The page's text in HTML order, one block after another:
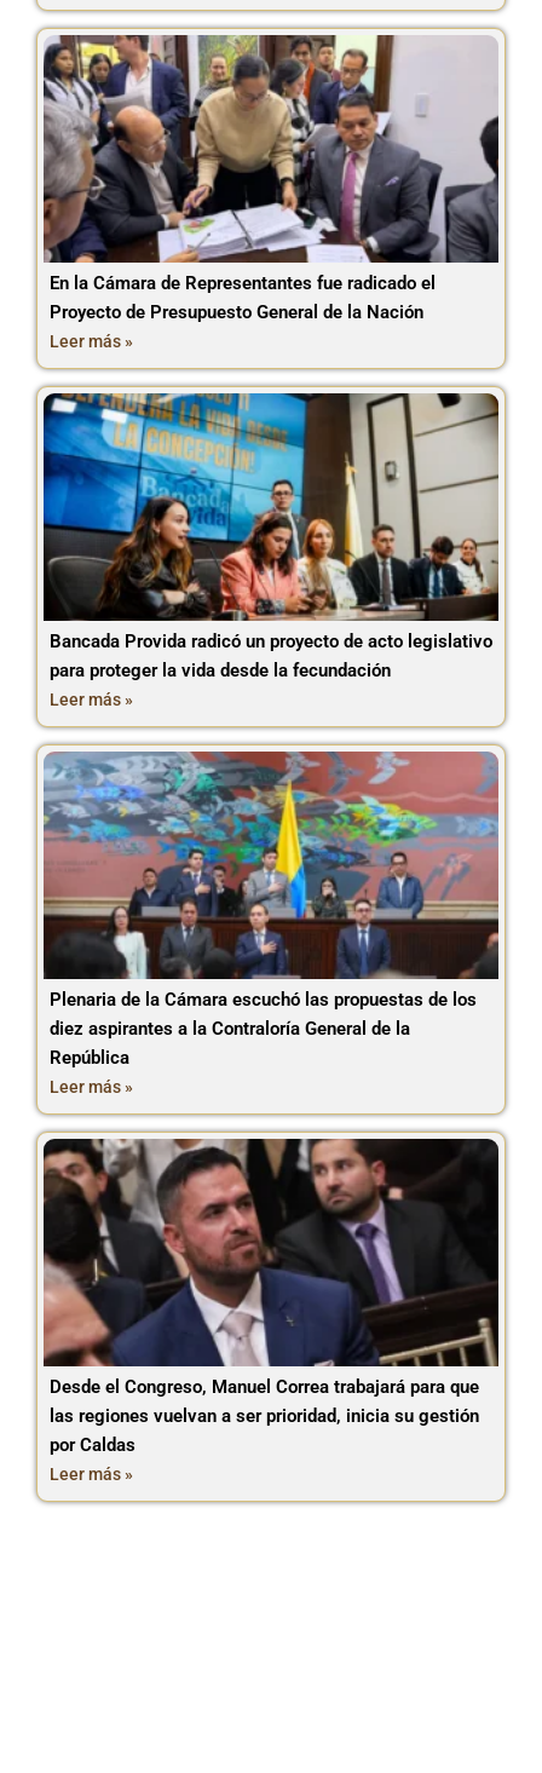
En la Cámara de Representantes fue radicado el
Proyecto de Presupuesto General de la Nación
Leer más »
Bancada Provida radicó un proyecto de acto legislativo
para proteger la vida desde la fecundación
Leer más »
Plenaria de la Cámara escuchó las propuestas de los
diez aspirantes a la Contraloría General de la
República
Leer más »
Desde el Congreso, Manuel Correa trabajará para que
las regiones vuelvan a ser prioridad, inicia su gestión
por Caldas
Leer más »